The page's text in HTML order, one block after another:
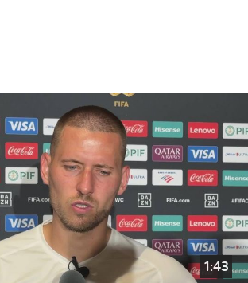
1:43